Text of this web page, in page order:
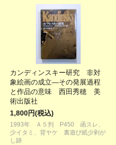
カンディンスキー研究 非対
象絵画の成立―その発展過程
と作品の意味 西田秀穂 美
術出版社
1,800円(税込)
1993年 Ａ５判 P450 函スレ、
少イタミ、背ヤケ 裏遊び紙少剥が
し跡